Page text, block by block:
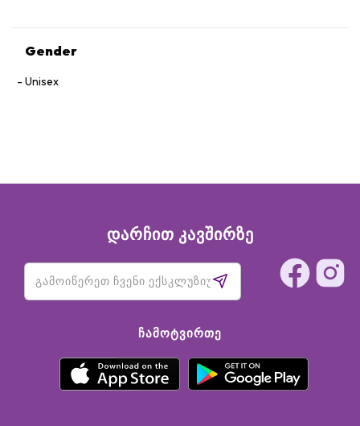
Gender
Unisex
დარჩით კავშირზე
ᲩᲐᲛᲝᲢᲕᲘᲠᲗᲔ